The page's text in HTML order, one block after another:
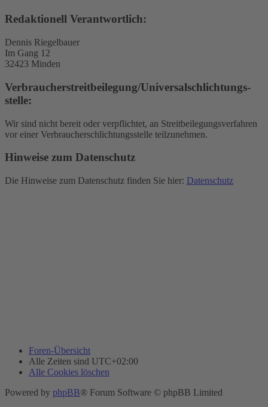
Redaktionell Verantwortlich:
Dennis Riegelbauer
Im Gang 12
32423 Minden
Verbraucher­streit­beilegung/Universal­schlichtungs­
stelle:
Wir sind nicht bereit oder verpflichtet, an Streitbeilegungsverfahren
vor einer Verbraucherschlichtungsstelle teilzunehmen.
Hinweise zum Datenschutz
Die Hinweise zum Datenschutz finden Sie hier: Datenschutz
Foren-Übersicht
Alle Zeiten sind UTC+02:00
Alle Cookies löschen
Powered by phpBB® Forum Software © phpBB Limited